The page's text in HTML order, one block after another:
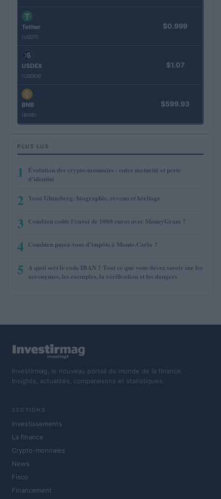
Tether
(USDT)
$0.999
USDEX
(USDEX)
$1.07
BNB
(BNB)
$599.93
PLUS LUS
1
Évolution des crypto-monnaies : entre maturité et perte
d’identité
2 Yossi Ghinsberg: biographie, revenu et héritage
3 Combien coûte l’envoi de 1000 euros avec MoneyGram ?
4 Combien payez-vous d’impôts à Monte-Carlo ?
5 A quoi sert le code IBAN ? Tout ce que vous devez savoir sur les
acronymes, les exemples, la vérification et les dangers
Investirmag, le nouveau portail du monde de la finance.
Insights, actualités, comparaisons et statistiques.
SECTIONS
Investissements
La finance
Crypto-monnaies
News
Fisco
Financement